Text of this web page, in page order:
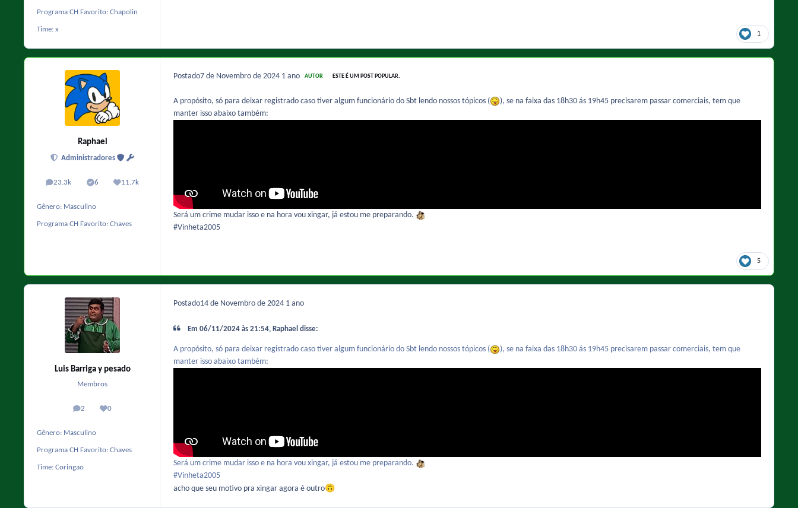
Programa CH Favorito: Chapolin
Time: x
1
Raphael
Administradores
23.3k
posts 6
Solutions11.7k
Reputação
Gênero: Masculino
Programa CH Favorito: Chaves
Postado7 de Novembro de 2024 1 ano AUTOR ESTE É UM POST POPULAR.
A propósito, só para deixar registrado caso tiver algum funcionário do Sbt lendo nossos tópicos (
), se na faixa das 18h30 ás 19h45 precisarem passar comerciais, tem que
manter isso abaixo também:
Será um crime mudar isso e na hora vou xingar, já estou me preparando.
#Vinheta2005
5
Luis Barriga y pesado
Membros
2
posts 0
Reputação
Gênero: Masculino
Programa CH Favorito: Chaves
Time: Coringao
Postado14 de Novembro de 2024 1 ano
Em 06/11/2024 às 21:54, Raphael disse:
A propósito, só para deixar registrado caso tiver algum funcionário do Sbt lendo nossos tópicos (
), se na faixa das 18h30 ás 19h45 precisarem passar comerciais, tem que
manter isso abaixo também:
Será um crime mudar isso e na hora vou xingar, já estou me preparando.
#Vinheta2005
acho que seu motivo pra xingar agora é outro🙃